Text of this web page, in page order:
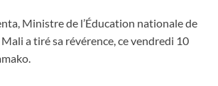
Ministre de l’Éducation nationale de
a tiré sa révérence, ce vendredi 10